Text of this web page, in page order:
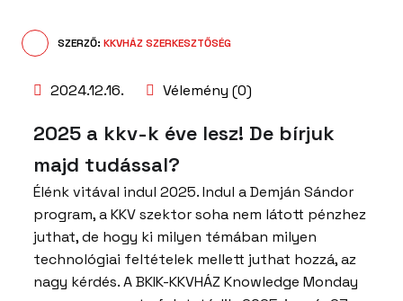
SZERZŐ: KKVHÁZ SZERKESZTŐSÉG
2024.12.16. Vélemény (0)
2025 a kkv-k éve lesz! De bírjuk
majd tudással?
Élénk vitával indul 2025. Indul a Demján Sándor
program, a KKV szektor soha nem látott pénzhez
juthat, de hogy ki milyen témában milyen
technológiai feltételek mellett juthat hozzá, az
nagy kérdés. A BKIK-KKVHÁZ Knowledge Monday